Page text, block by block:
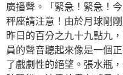
廣播聲。「緊急！緊急！
秤座請注意！由於月球剛
昨日的百分之九十九點九
員的聲音聽起來像是一個
了戲劇性的絕望。張水瓶